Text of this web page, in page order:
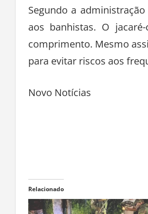
Segundo a
aos banhistas. O
comprimento. Mesmo
para evitar riscos aos
Novo Notícias